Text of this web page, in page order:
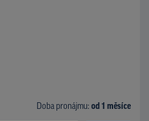
Doba pronájmu: od 1 měsíce